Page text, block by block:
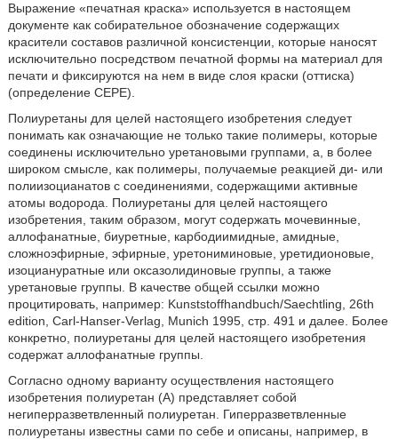
Выражение «печатная краска» используется в настоящем
документе как собирательное обозначение содержащих
красители составов различной консистенции, которые наносят
исключительно посредством печатной формы на материал для
печати и фиксируются на нем в виде слоя краски (оттиска)
(определение CEPE).
Полиуретаны для целей настоящего изобретения следует
понимать как означающие не только такие полимеры, которые
соединены исключительно уретановыми группами, а, в более
широком смысле, как полимеры, получаемые реакцией ди- или
полиизоцианатов с соединениями, содержащими активные
атомы водорода. Полиуретаны для целей настоящего
изобретения, таким образом, могут содержать мочевинные,
аллофанатные, биуретные, карбодиимидные, амидные,
сложноэфирные, эфирные, уретониминовые, уретидионовые,
изоциануратные или оксазолидиновые группы, а также
уретановые группы. В качестве общей ссылки можно
процитировать, например: Kunststoffhandbuch/Saechtling, 26th
edition, Carl-Hanser-Verlag, Munich 1995, стр. 491 и далее. Более
конкретно, полиуретаны для целей настоящего изобретения
содержат аллофанатные группы.
Согласно одному варианту осуществления настоящего
изобретения полиуретан (A) представляет собой
негиперразветвленный полиуретан. Гиперразветвленные
полиуретаны известны сами по себе и описаны, например, в